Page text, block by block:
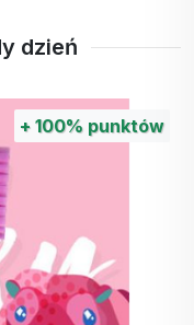
dzień
+ 100% punktów